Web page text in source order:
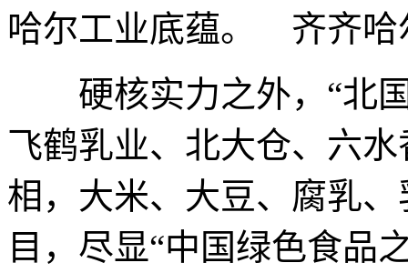
哈尔工业底蕴。 齐齐哈
硬核实力之外，“北国
飞鹤乳业、北大仓、六
相，大米、大豆、腐乳
目，尽显“中国绿色食品